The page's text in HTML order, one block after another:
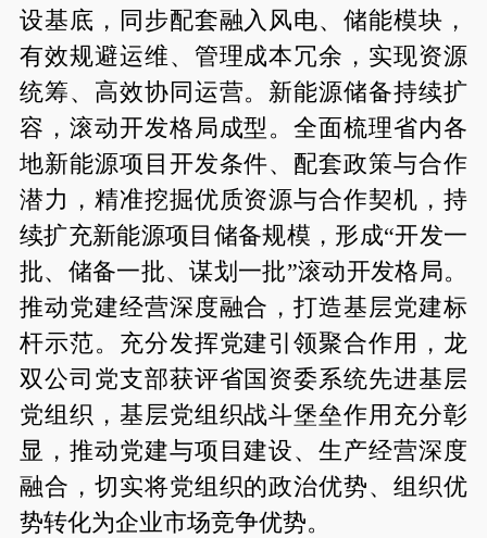
设基底，同步配套融入风电、储能模块，
有效规避运维、管理成本冗余，实现资源
统筹、高效协同运营。新能源储备持续扩
容，滚动开发格局成型。全面梳理省内各
地新能源项目开发条件、配套政策与合作
潜力，精准挖掘优质资源与合作契机，持
续扩充新能源项目储备规模，形成“开发一
批、储备一批、谋划一批”滚动开发格局。
推动党建经营深度融合，打造基层党建标
杆示范。充分发挥党建引领聚合作用，龙
双公司党支部获评省国资委系统先进基层
党组织，基层党组织战斗堡垒作用充分彰
显，推动党建与项目建设、生产经营深度
融合，切实将党组织的政治优势、组织优
势转化为企业市场竞争优势。